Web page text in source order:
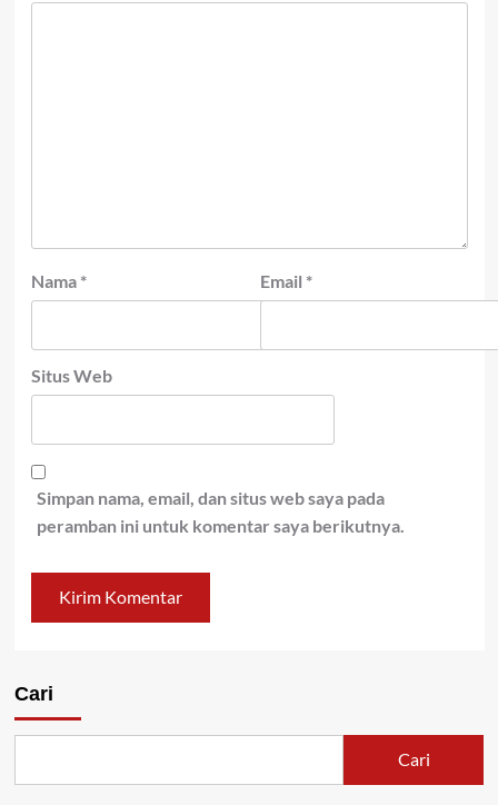
Nama * Email *
Situs Web
Simpan nama, email, dan situs web saya pada
peramban ini untuk komentar saya berikutnya.
Cari
Cari